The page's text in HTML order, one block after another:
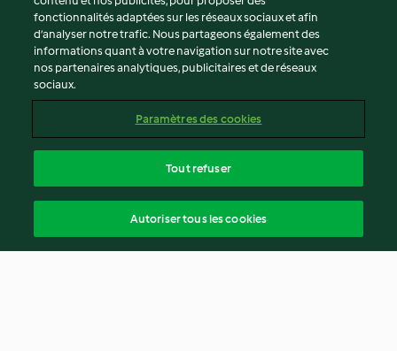
fonctionnalités adaptées sur les réseaux sociaux et afin
d’analyser notre trafic. Nous partageons également des
informations quant à votre navigation sur notre site avec
nos partenaires analytiques, publicitaires et de réseaux
sociaux.
Paramètres des cookies
Tout refuser
Autoriser tous les cookies